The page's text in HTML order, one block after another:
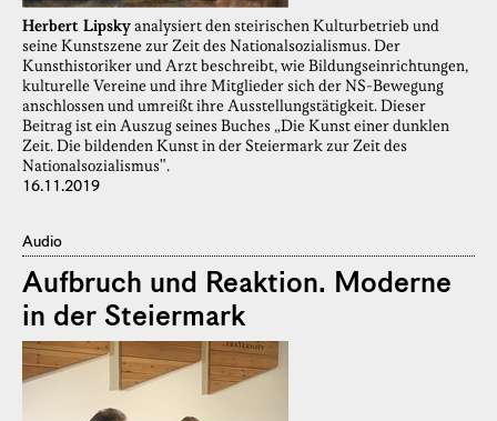
Herbert Lipskyanalysiert den steirischen Kulturbetrieb und
seine Kunstszene zur Zeit des Nationalsozialismus. Der
Kunsthistoriker und Arzt beschreibt, wie Bildungseinrichtungen,
kulturelle Vereine und ihre Mitglieder sich der NS-Bewegung
anschlossen und umreißt ihre Ausstellungstätigkeit. Dieser
Beitrag ist ein Auszug seines Buches „Die Kunst einer dunklen
Zeit. Die bildenden Kunst in der Steiermark zur Zeit des
Nationalsozialismus".
16.11.2019
Audio
Aufbruch und Reaktion. Moderne
in der Steiermark